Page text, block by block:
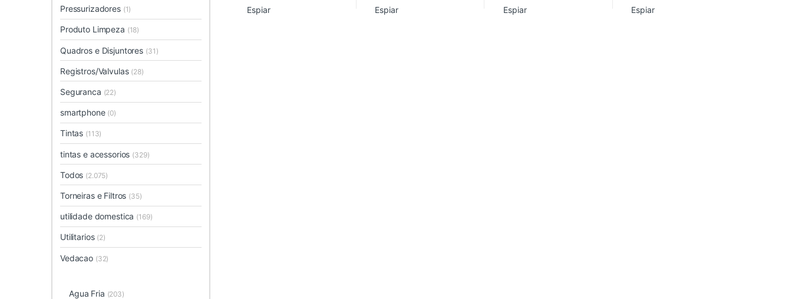
Espiar Espiar Espiar Espiar
Pressurizadores (1)
Produto Limpeza (18)
Quadros e Disjuntores (31)
Registros/Valvulas (28)
Seguranca (22)
smartphone (0)
Tintas (113)
tintas e acessorios (329)
Todos (2.075)
Torneiras e Filtros (35)
utilidade domestica (169)
Utilitarios (2)
Vedacao (32)
Agua Fria (203)